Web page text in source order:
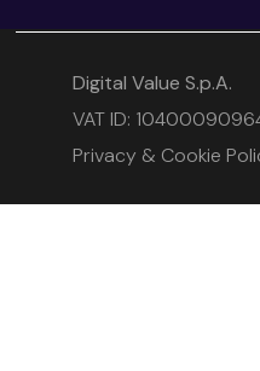
Digital Value S.p.A.
VAT ID:
Privacy & Cookie